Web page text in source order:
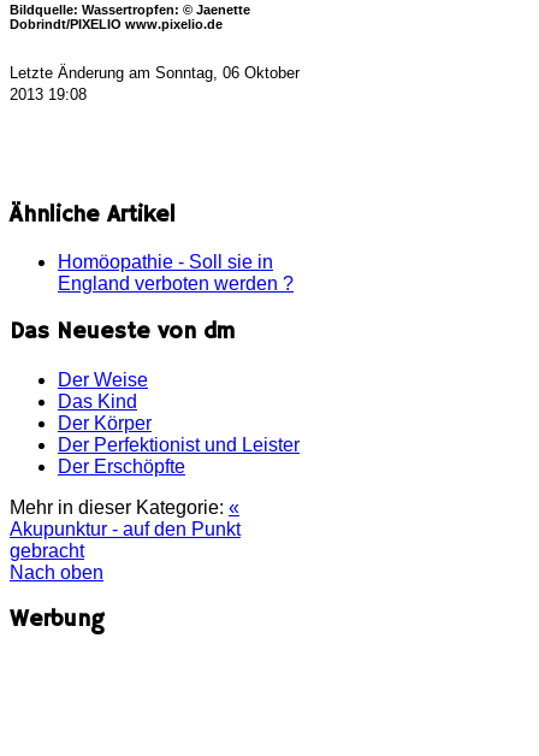
Bildquelle: Wassertropfen: © Jaenette
Dobrindt/PIXELIO www.pixelio.de
Letzte Änderung am Sonntag, 06 Oktober
2013 19:08
Ähnliche Artikel
Homöopathie - Soll sie in
England verboten werden ?
Das Neueste von dm
Der Weise
Das Kind
Der Körper
Der Perfektionist und Leister
Der Erschöpfte
Mehr in dieser Kategorie: «
Akupunktur - auf den Punkt
gebracht
Nach oben
Werbung